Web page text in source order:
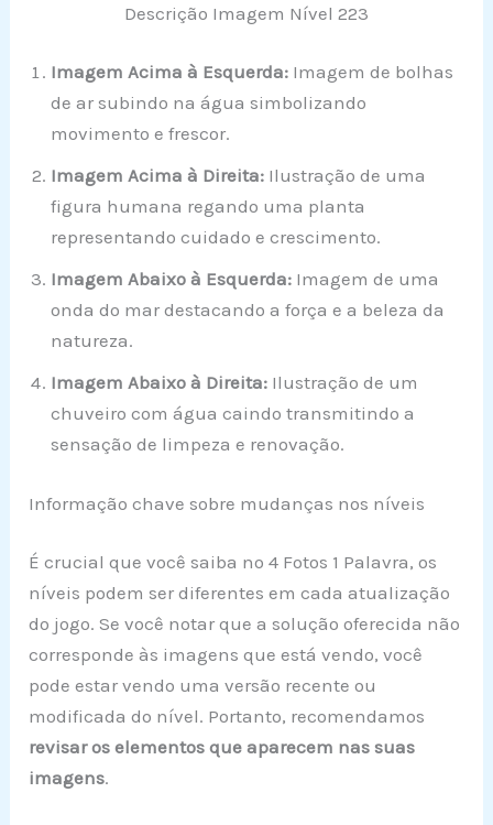
Descrição Imagem Nível 223
Imagem Acima à Esquerda: Imagem de bolhas
de ar subindo na água simbolizando
movimento e frescor.
Imagem Acima à Direita: Ilustração de uma
figura humana regando uma planta
representando cuidado e crescimento.
Imagem Abaixo à Esquerda: Imagem de uma
onda do mar destacando a força e a beleza da
natureza.
Imagem Abaixo à Direita: Ilustração de um
chuveiro com água caindo transmitindo a
sensação de limpeza e renovação.
Informação chave sobre mudanças nos níveis
É crucial que você saiba no 4 Fotos 1 Palavra, os
níveis podem ser diferentes em cada atualização
do jogo. Se você notar que a solução oferecida não
corresponde às imagens que está vendo, você
pode estar vendo uma versão recente ou
modificada do nível. Portanto, recomendamos
revisar os elementos que aparecem nas suas
imagens.